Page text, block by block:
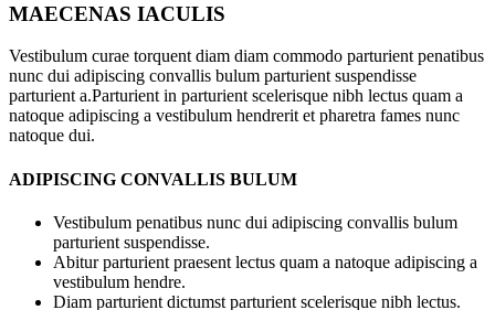
MAECENAS IACULIS
Vestibulum curae torquent diam diam commodo parturient penatibus
nunc dui adipiscing convallis bulum parturient suspendisse
parturient a.Parturient in parturient scelerisque nibh lectus quam a
natoque adipiscing a vestibulum hendrerit et pharetra fames nunc
natoque dui.
ADIPISCING CONVALLIS BULUM
Vestibulum penatibus nunc dui adipiscing convallis bulum
parturient suspendisse.
Abitur parturient praesent lectus quam a natoque adipiscing a
vestibulum hendre.
Diam parturient dictumst parturient scelerisque nibh lectus.